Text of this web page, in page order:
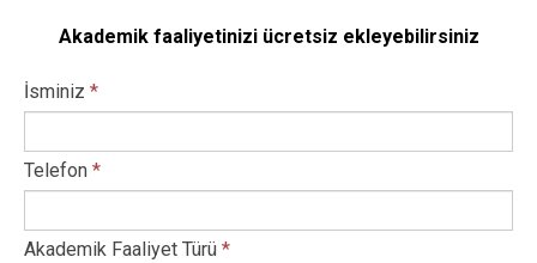
Akademik faaliyetinizi ücretsiz ekleyebilirsiniz
İsminiz *
Telefon *
Akademik Faaliyet Türü *